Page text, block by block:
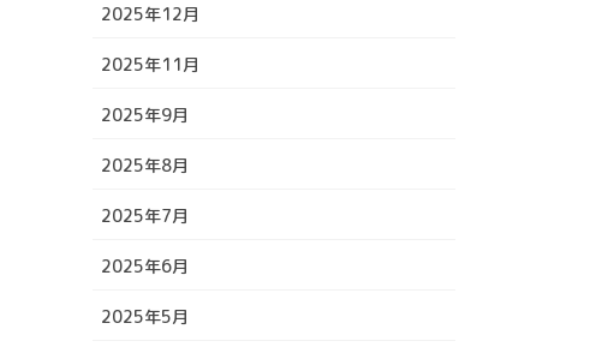
2025年12月
2025年11月
2025年9月
2025年8月
2025年7月
2025年6月
2025年5月